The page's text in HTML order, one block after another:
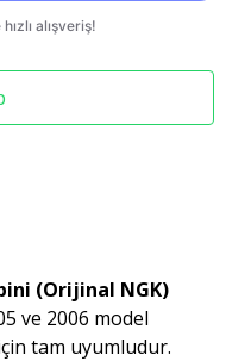
(Orijinal NGK)
ve 2006 model
tam uyumludur.